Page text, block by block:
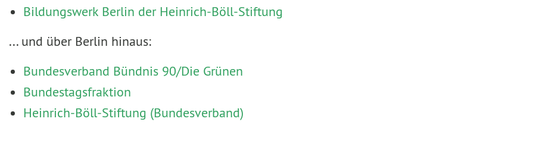
Bildungswerk Berlin der Heinrich-Böll-Stiftung
... und über Berlin hinaus:
Bundesverband Bündnis 90/Die Grünen
Bundestagsfraktion
Heinrich-Böll-Stiftung (Bundesverband)